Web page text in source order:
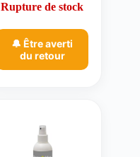
Rupture de stock
🔔 Être averti
du retour